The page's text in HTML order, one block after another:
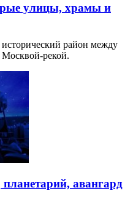
улицы, храмы и
район между
рекой.
авангард